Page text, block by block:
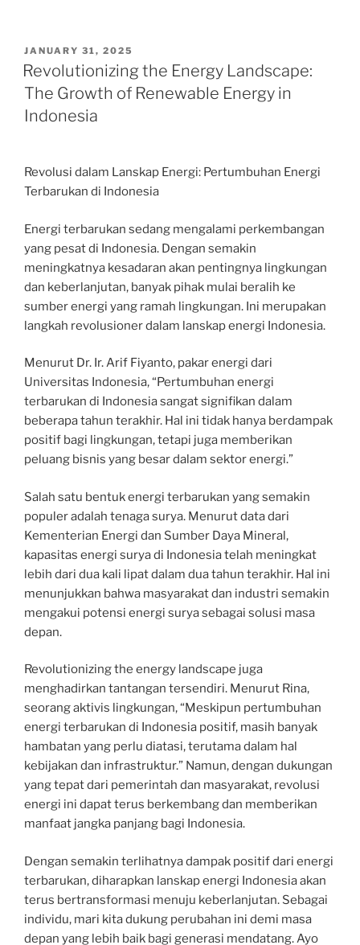
POSTED
ON
JANUARY 31, 2025
Revolutionizing the Energy Landscape:
The Growth of Renewable Energy in
Indonesia
Revolusi dalam Lanskap Energi: Pertumbuhan Energi
Terbarukan di Indonesia
Energi terbarukan sedang mengalami perkembangan
yang pesat di Indonesia. Dengan semakin
meningkatnya kesadaran akan pentingnya lingkungan
dan keberlanjutan, banyak pihak mulai beralih ke
sumber energi yang ramah lingkungan. Ini merupakan
langkah revolusioner dalam lanskap energi Indonesia.
Menurut Dr. Ir. Arif Fiyanto, pakar energi dari
Universitas Indonesia, “Pertumbuhan energi
terbarukan di Indonesia sangat signifikan dalam
beberapa tahun terakhir. Hal ini tidak hanya berdampak
positif bagi lingkungan, tetapi juga memberikan
peluang bisnis yang besar dalam sektor energi.”
Salah satu bentuk energi terbarukan yang semakin
populer adalah tenaga surya. Menurut data dari
Kementerian Energi dan Sumber Daya Mineral,
kapasitas energi surya di Indonesia telah meningkat
lebih dari dua kali lipat dalam dua tahun terakhir. Hal ini
menunjukkan bahwa masyarakat dan industri semakin
mengakui potensi energi surya sebagai solusi masa
depan.
Revolutionizing the energy landscape juga
menghadirkan tantangan tersendiri. Menurut Rina,
seorang aktivis lingkungan, “Meskipun pertumbuhan
energi terbarukan di Indonesia positif, masih banyak
hambatan yang perlu diatasi, terutama dalam hal
kebijakan dan infrastruktur.” Namun, dengan dukungan
yang tepat dari pemerintah dan masyarakat, revolusi
energi ini dapat terus berkembang dan memberikan
manfaat jangka panjang bagi Indonesia.
Dengan semakin terlihatnya dampak positif dari energi
terbarukan, diharapkan lanskap energi Indonesia akan
terus bertransformasi menuju keberlanjutan. Sebagai
individu, mari kita dukung perubahan ini demi masa
depan yang lebih baik bagi generasi mendatang. Ayo